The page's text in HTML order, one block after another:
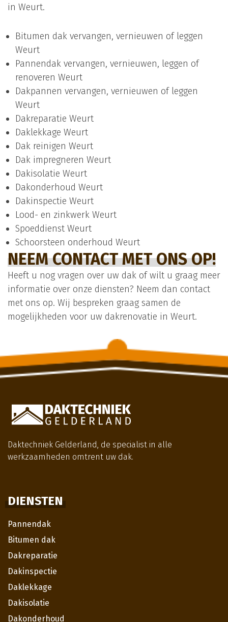
in Weurt.
Bitumen dak vervangen, vernieuwen of leggen
Weurt
Pannendak vervangen, vernieuwen, leggen of
renoveren Weurt
Dakpannen vervangen, vernieuwen of leggen
Weurt
Dakreparatie Weurt
Daklekkage Weurt
Dak reinigen Weurt
Dak impregneren Weurt
Dakisolatie Weurt
Dakonderhoud Weurt
Dakinspectie Weurt
Lood- en zinkwerk Weurt
Spoeddienst Weurt
Schoorsteen onderhoud Weurt
NEEM CONTACT MET ONS OP!
Heeft u nog vragen over uw dak of wilt u graag meer
informatie over onze diensten? Neem dan contact
met ons op. Wij bespreken graag samen de
mogelijkheden voor uw dakrenovatie in Weurt.
Daktechniek Gelderland, de specialist in alle
werkzaamheden omtrent uw dak.
DIENSTEN
Pannendak
Bitumen dak
Dakreparatie
Dakinspectie
Daklekkage
Dakisolatie
Dakonderhoud